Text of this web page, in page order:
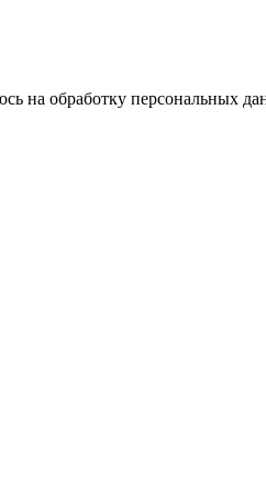
на обработку персональных